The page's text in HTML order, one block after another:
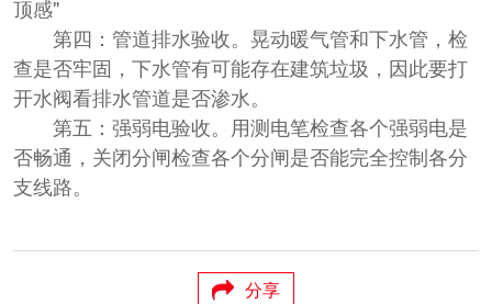
顶感"
第四：管道排水验收。晃动暖气管和下水管，检
查是否牢固，下水管有可能存在建筑垃圾，因此要打
开水阀看排水管道是否渗水。
第五：强弱电验收。用测电笔检查各个强弱电是
否畅通，关闭分闸检查各个分闸是否能完全控制各分
支线路。
分享